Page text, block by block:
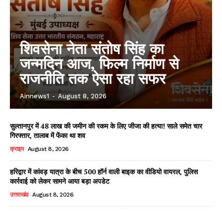
शिवसेना नेता संतोष सिंह का
जन्मदिन आज, फिल्म निर्माण से
राजनीति तक ऐसा रहा सफर
Ainnews1 - August 8, 2026
सुल्तानपुर में 48 लाख की जमीन की रकम के लिए जीजा की हत्या! साले समेत चार
गिरफ्तार, तालाब में फेंका था शव
क्राइम August 8, 2026
हरिद्वार में कांवड़ यात्रा के बीच 500 हॉर्न वाली बाइक का वीडियो वायरल, पुलिस
कार्रवाई को लेकर सामने आया बड़ा अपडेट
उत्तराखंड August 8, 2026